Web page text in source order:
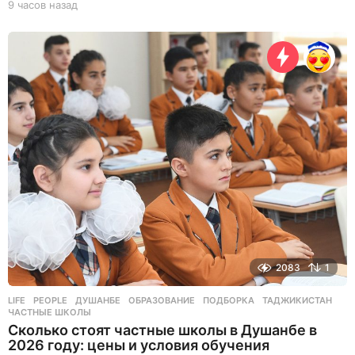
9 часов назад
а
с
в
н
а
з
а
2083 1
LIFE ,PEOPLE ДУШАНБЕ ,ОБРАЗОВАНИЕ ,ПОДБОРКА ,ТАДЖИКИСТАН
ЧАСТНЫЕ ШКОЛЫ
Сколько стоят частные школы в Душанбе в
2026 году: цены и условия обучения